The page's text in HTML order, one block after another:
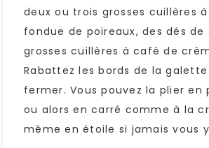
deux ou trois grosses cuillères
fondue de poireaux, des dés de
grosses cuillères à café de
Rabattez les bords de la
fermer. Vous pouvez la plier en
ou alors en carré comme à la
même en étoile si jamais vous